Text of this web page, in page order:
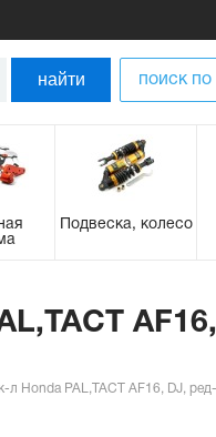
найти поиск
Подвеска, колесо
Honda PAL,TACT AF16, DJ,